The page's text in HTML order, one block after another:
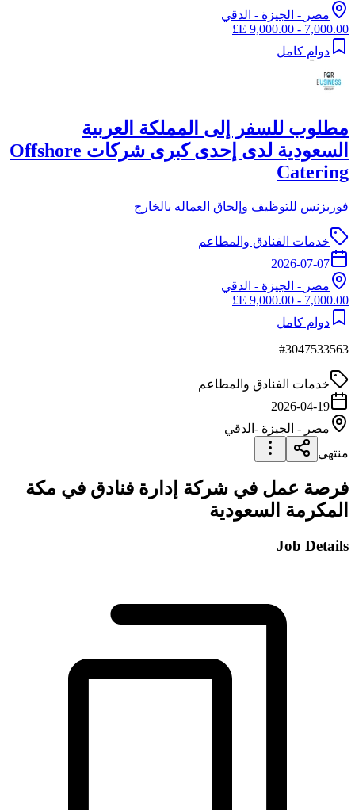
مصر - الجيزة - الدقي
7,000.00 - 9,000.00 E£
دوام كامل
مطلوب للسفر إلى المملكة العربية
السعودية لدى إحدى كبرى شركات Offshore
Catering
فوربزنس للتوظيف وإلحاق العماله بالخارج
خدمات الفنادق والمطاعم
2026-07-07
مصر - الجيزة - الدقي
7,000.00 - 9,000.00 E£
دوام كامل
#3047533563
خدمات الفنادق والمطاعم
2026-04-19
مصر - الجيزة -الدقي
منتهي
فرصة عمل في شركة إدارة فنادق في مكة
المكرمة السعودية
Job Details